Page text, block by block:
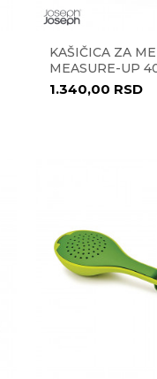
KAŠIČICA ZA
MEASURE-UP
1.340,00 RSD